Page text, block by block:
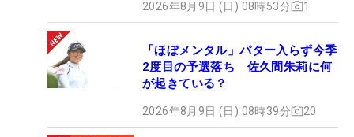
2026年8月9日 (日) 08時53分 1
「ほぼメンタル」パター入らず今季
2度目の予選落ち 佐久間朱莉に何
が起きている？
2026年8月9日 (日) 08時39分 20